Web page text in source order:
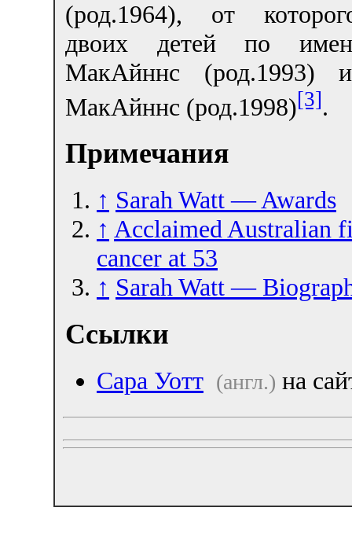
(род.1964), от
двоих детей по
МакАйннс (род.1993)
МакАйннс (род.1998)[3].
Примечания
↑ Sarah Watt — Awards
↑ Acclaimed Australian
cancer at 53
↑ Sarah Watt —
Ссылки
Сара Уотт (англ.) на